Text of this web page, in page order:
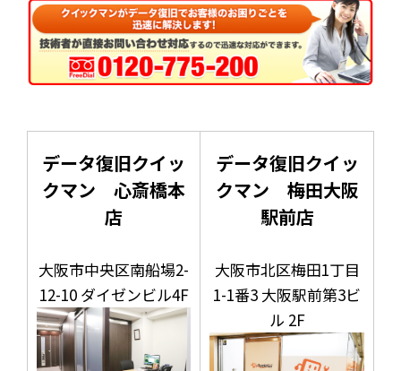
データ復旧クイッ
クマン 心斎橋本
店
大阪市中央区南船場2-
12-10 ダイゼンビル4F
データ復旧クイッ
クマン 梅田大阪
駅前店
大阪市北区梅田1丁目
1-1番3 大阪駅前第3ビ
ル 2F